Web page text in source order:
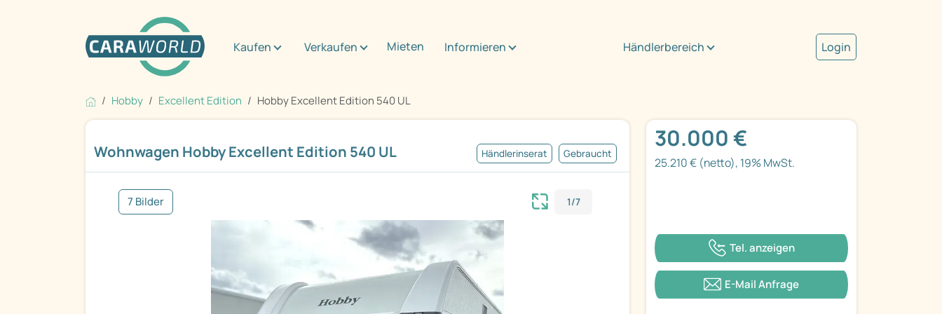
Kaufen Verkaufen Mieten Informieren Händlerbereich Login
Hobby Excellent Edition Hobby Excellent Edition 540 UL
Wohnwagen Hobby Excellent Edition 540 UL Händlerinserat Gebraucht
7 Bilder 1/7
30.000 €
25.210 € (netto), 19% MwSt.
Tel. anzeigen
E-Mail Anfrage